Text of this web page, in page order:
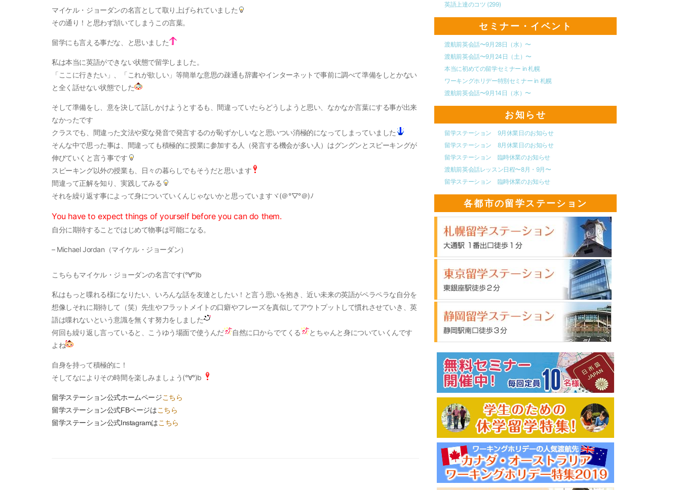
マイケル・ジョーダンの名言として取り上げられていました
その通り！と思わず頷いてしまうこの言葉。
留学にも言える事だな、と思いました
私は本当に英語ができない状態で留学しました。
「ここに行きたい」、「これが欲しい」等簡単な意思の疎通も辞書やインターネットで事前に調べて準備をしとかない
と全く話せない状態でした
そして準備をし、意を決して話しかけようとするも、 間違っていたらどうしよう と思い、なかなか言葉にする事が出来
なかったです
クラスでも、間違った文法や変な発音で発言するのが恥ずかしいなと思いつい消極的になってしまっていました
そんな中で思った事は、間違っても積極的に授業に参加する人（発言する機会が多い人）はグングンとスピーキングが
伸びていくと言う事です
スピーキング以外の授業も、日々の暮らしでもそうだと思います
間違って正解を知り、実践してみる
それを繰り返す事によって身についていくんじゃないかと思っていますヾ(＠°▽°＠)ﾉ
You have to expect things of yourself before you can do them.
自分に期待することではじめて物事は可能になる。
– Michael Jordan（マイケル・ジョーダン）
こちらもマイケル・ジョーダンの名言です(°∀°)b
私はもっと喋れる様になりたい、いろんな話を友達としたい！と言う思いを抱き、近い未来の英語がペラペラな自分を
想像しそれに期待して（笑）先生やフラットメイトの口癖やフレーズを真似してアウトプットして慣れさせていき、英
語は喋れないという意識を無くす努力をしました
何回も繰り返し言っていると、こうゆう場面で使うんだ
自然に口からでてくる
とちゃんと身についていくんです
よね
自身を持って積極的に！
そしてなによりその時間を楽しみましょう(°∀°)b
留学ステーション公式ホームページこちら
留学ステーション公式FBページはこちら
留学ステーション公式Instagramはこちら
英語上達のコツ (299)
セミナー・イベント
渡航前英会話〜9月28日（水）〜
渡航前英会話〜9月24日（土）〜
本当に初めての留学セミナー in 札幌
ワーキングホリデー特別セミナー in 札幌
渡航前英会話〜9月14日（水）〜
お知らせ
留学ステーション 9月休業日のお知らせ
留学ステーション 8月休業日のお知らせ
留学ステーション 臨時休業のお知らせ
渡航前英会話レッスン日程〜8月・9月〜
留学ステーション 臨時休業のお知らせ
各都市の留学ステーション